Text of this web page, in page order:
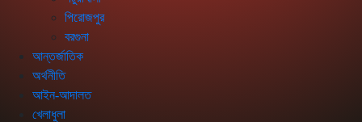
পিরোজপুর
বরগুনা
আন্তর্জাতিক
অর্থনীতি
আইন-আদালত
খেলাধুলা